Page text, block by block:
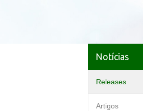
Notícias
Releases
Artigos